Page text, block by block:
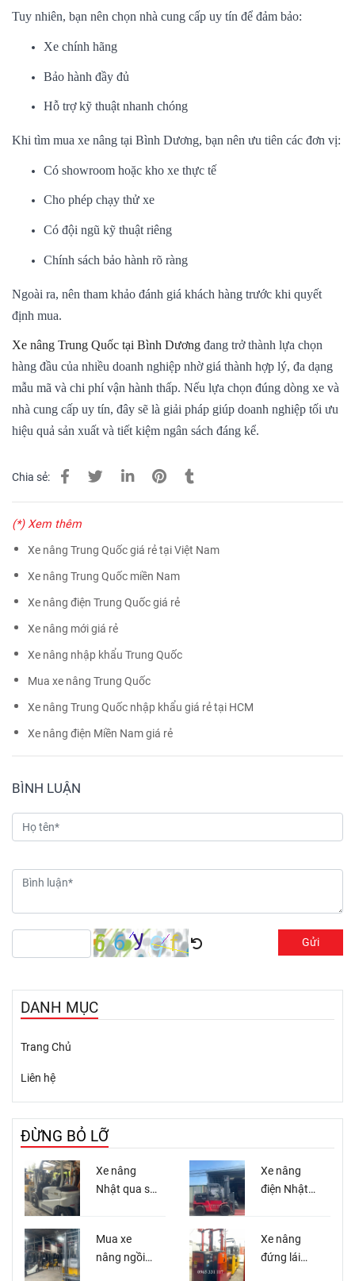
Tuy nhiên, bạn nên chọn nhà cung cấp uy tín để đảm bảo:
Xe chính hãng
Bảo hành đầy đủ
Hỗ trợ kỹ thuật nhanh chóng
Khi tìm mua xe nâng tại Bình Dương, bạn nên ưu tiên các đơn vị:
Có showroom hoặc kho xe thực tế
Cho phép chạy thử xe
Có đội ngũ kỹ thuật riêng
Chính sách bảo hành rõ ràng
Ngoài ra, nên tham khảo đánh giá khách hàng trước khi quyết
định mua.
Xe nâng Trung Quốc tại Bình Dương đang trở thành lựa chọn
hàng đầu của nhiều doanh nghiệp nhờ giá thành hợp lý, đa dạng
mẫu mã và chi phí vận hành thấp. Nếu lựa chọn đúng dòng xe và
nhà cung cấp uy tín, đây sẽ là giải pháp giúp doanh nghiệp tối ưu
hiệu quả sản xuất và tiết kiệm ngân sách đáng kể.
Chia sẻ:
(*) Xem thêm
Xe nâng Trung Quốc giá rẻ tại Việt Nam
Xe nâng Trung Quốc miền Nam
Xe nâng điện Trung Quốc giá rẻ
Xe nâng mới giá rẻ
Xe nâng nhập khẩu Trung Quốc
Mua xe nâng Trung Quốc
Xe nâng Trung Quốc nhập khẩu giá rẻ tại HCM
Xe nâng điện Miền Nam giá rẻ
BÌNH LUẬN
Gửi
DANH MỤC
Trang Chủ
Liên hệ
ĐỪNG BỎ LỠ
Xe nâng
Nhật qua sử
Miền Nam
Xe nâng
điện Nhật
nguyên zin
Mua xe
nâng ngồi
Xe nâng
đứng lái